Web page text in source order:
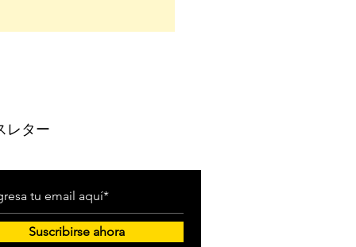
レター
Suscribirse ahora